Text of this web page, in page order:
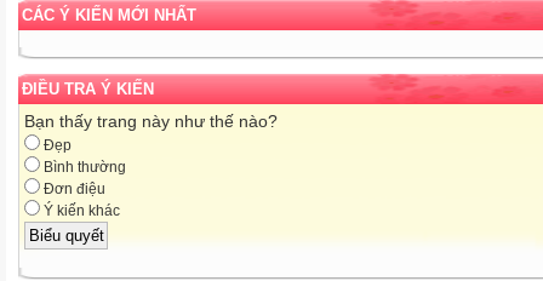
CÁC Ý KIẾN MỚI NHẤT
ĐIỀU TRA Ý KIẾN
Bạn thấy trang này như thế nào?
Đẹp
Bình thường
Đơn điệu
Ý kiến khác